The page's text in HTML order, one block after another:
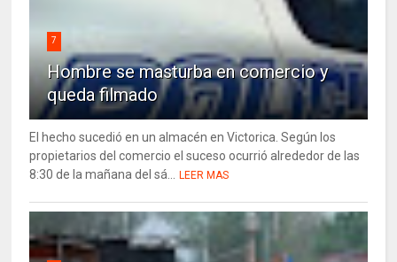
7
Hombre se masturba en comercio y
queda filmado
El hecho sucedió en un almacén en Victorica. Según los
propietarios del comercio el suceso ocurrió alrededor de las
8:30 de la mañana del sá...
LEER MAS